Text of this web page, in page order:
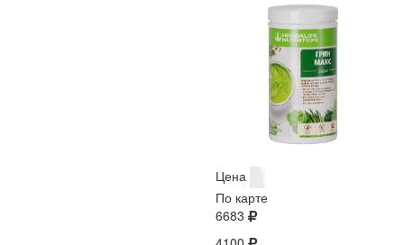
Цена
По карте
6683